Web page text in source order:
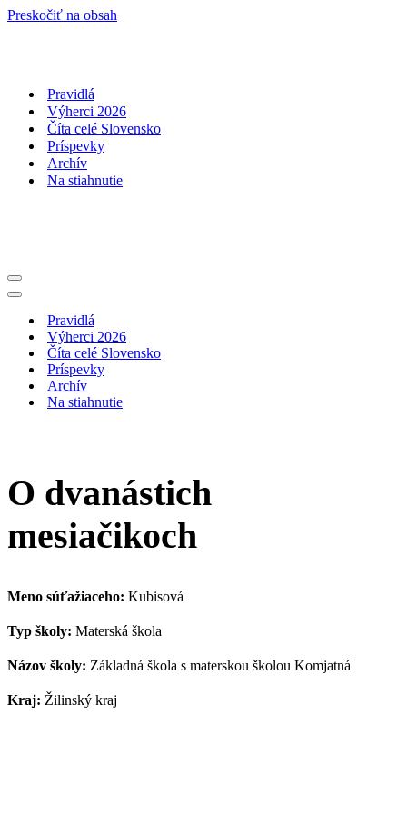
Preskočiť na obsah
Pravidlá
Výherci 2026
Číta celé Slovensko
Príspevky
Archív
Na stiahnutie
Menu
navigácie
Menu
navigáciePravidlá
Výherci 2026
Číta celé Slovensko
Príspevky
Archív
Na stiahnutie
O dvanástich
mesiačikoch
Meno súťažiaceho: Kubisová
Typ školy: Materská škola
Názov školy: Základná škola s materskou školou Komjatná
Kraj: Žilinský kraj